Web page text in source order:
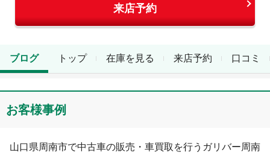
来店予約
トップ 在庫を見る 来店予約 口コミ
ブログ
お客様事例
山口県周南市で中古車の販売・車買取を行う ガリバー周南